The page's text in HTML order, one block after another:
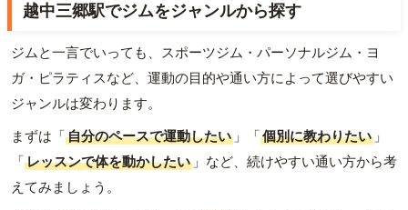
越中三郷駅でジムをジャンルから探す
ジムと一言でいっても、スポーツジム・パーソナルジム・ヨ
ガ・ピラティスなど、運動の目的や通い方によって選びやすい
ジャンルは変わります。
まずは「自分のペースで運動したい 」「個別に教わりたい 」
「レッスンで体を動かしたい 」など、続けやすい通い方から考
えてみましょう。